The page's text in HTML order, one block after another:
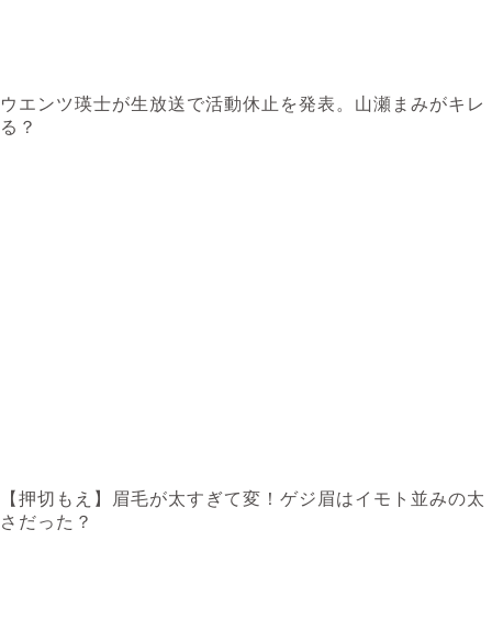
ウエンツ瑛士が生放送で活動休止を発表。山瀬まみがキレ
る？
【押切もえ】眉毛が太すぎて変！ゲジ眉はイモト並みの太
さだった？